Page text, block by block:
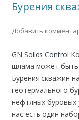
Бурения
Добавить
GN Solids Control
шлама может быть
Бурения скважин
геотермального
нефтяных буровых
нас есть один